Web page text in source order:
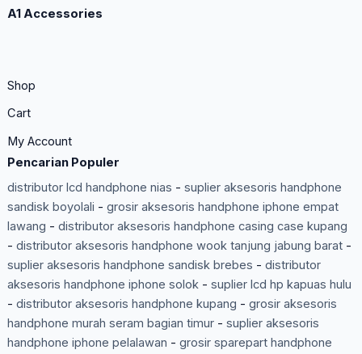
A1 Accessories
Shop
Cart
My Account
Pencarian Populer
distributor lcd handphone nias - suplier aksesoris handphone
sandisk boyolali - grosir aksesoris handphone iphone empat
lawang - distributor aksesoris handphone casing case kupang
- distributor aksesoris handphone wook tanjung jabung barat-
suplier aksesoris handphone sandisk brebes - distributor
aksesoris handphone iphone solok- suplier lcd hp kapuas hulu
- distributor aksesoris handphone kupang - grosir aksesoris
handphone murah seram bagian timur- suplier aksesoris
handphone iphone pelalawan - grosir sparepart handphone